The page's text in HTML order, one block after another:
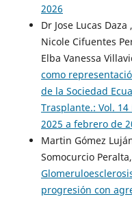
2026
Dr Jose Lucas
Nicole Cifuentes
Elba Vanessa
como
de la Sociedad
Trasplante.: Vol.
2025 a febrero de
Martin Gómez
Somocurcio
progresión con